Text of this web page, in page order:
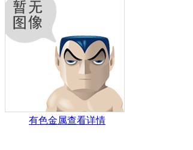
有色金属查看详情